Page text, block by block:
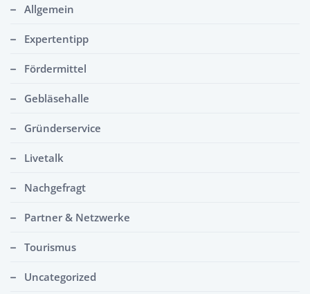
Allgemein
Expertentipp
Fördermittel
Gebläsehalle
Gründerservice
Livetalk
Nachgefragt
Partner & Netzwerke
Tourismus
Uncategorized